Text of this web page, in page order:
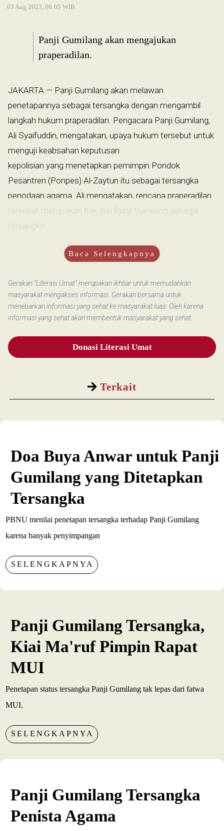
Terkait
03 Aug 2023, 06:05 WIB
Panji Gumilang akan mengajukan
praperadilan.
JAKARTA — Panji Gumilang akan melawan
penetapannya sebagai tersangka dengan mengambil
langkah hukum praperadilan. Pengacara Panji Gumilang,
Ali Syaifuddin, mengatakan, upaya hukum tersebut untuk
menguji keabsahan keputusan
kepolisian yang menetapkan pemimpin Pondok
Pesantren (Ponpes) Al-Zaytun itu sebagai tersangka
penodaan agama. Ali mengatakan, rencana praperadilan
tersebut merupakan hak dari Panji Gumilang sebagai
tersangka....
Baca Selengkapnya
Gerakan “Literasi Umat” merupakan ikhtiar untuk memudahkan
masyarakat mengakses informasi. Gerakan bersama untuk
menebarkan informasi yang sehat ke masyarakat luas. Oleh karena
informasi yang sehat akan membentuk masyarakat yang sehat.
Donasi Literasi Umat
Doa Buya Anwar untuk Panji
Gumilang yang Ditetapkan
Tersangka
PBNU menilai penetapan tersangka terhadap Panji Gumilang
karena banyak penyimpangan
SELENGKAPNYA
Panji Gumilang Tersangka,
Kiai Ma'ruf Pimpin Rapat
MUI
Penetapan status tersangka Panji Gumilang tak lepas dari fatwa
MUI.
SELENGKAPNYA
Panji Gumilang Tersangka
Penista Agama